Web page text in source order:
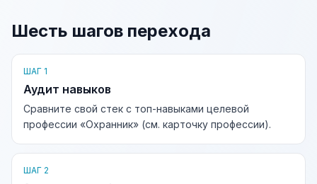
Шесть шагов перехода
ШАГ 1
Аудит навыков
Сравните свой стек с топ-навыками целевой
профессии «Охранник» (см. карточку профессии).
ШАГ 2